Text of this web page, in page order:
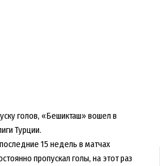
голов, «Бешикташ» вошел в
Турции.
15 недель в матчах
пропускал голы, на этот раз